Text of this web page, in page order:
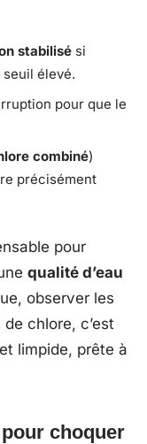
stabilisé si
seuil élevé.
pour que le
combiné)
précisément
pour
qualité d’eau
observer les
chlore, c’est
limpide, prête à
choquer